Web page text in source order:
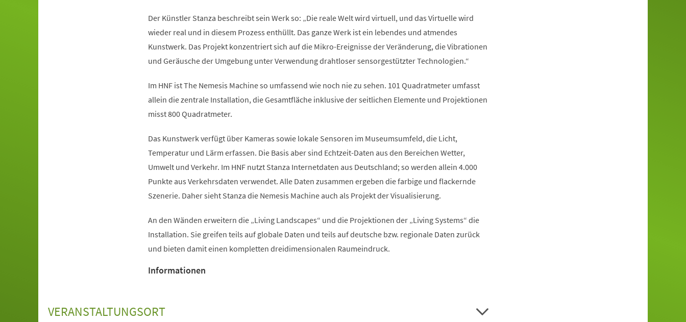
Der Künstler Stanza beschreibt sein Werk so: „Die reale Welt wird virtuell, und das Virtuelle wird
wieder real und in diesem Prozess enthüllt. Das ganze Werk ist ein lebendes und atmendes
Kunstwerk. Das Projekt konzentriert sich auf die Mikro-Ereignisse der Veränderung, die Vibrationen
und Geräusche der Umgebung unter Verwendung drahtloser sensorgestützter Technologien.“
Im HNF ist The Nemesis Machine so umfassend wie noch nie zu sehen. 101 Quadratmeter umfasst
allein die zentrale Installation, die Gesamtfläche inklusive der seitlichen Elemente und Projektionen
misst 800 Quadratmeter.
Das Kunstwerk verfügt über Kameras sowie lokale Sensoren im Museumsumfeld, die Licht,
Temperatur und Lärm erfassen. Die Basis aber sind Echtzeit-Daten aus den Bereichen Wetter,
Umwelt und Verkehr. Im HNF nutzt Stanza Internetdaten aus Deutschland; so werden allein 4.000
Punkte aus Verkehrsdaten verwendet. Alle Daten zusammen ergeben die farbige und flackernde
Szenerie. Daher sieht Stanza die Nemesis Machine auch als Projekt der Visualisierung.
An den Wänden erweitern die „Living Landscapes“ und die Projektionen der „Living Systems“ die
Installation. Sie greifen teils auf globale Daten und teils auf deutsche bzw. regionale Daten zurück
und bieten damit einen kompletten dreidimensionalen Raumeindruck.
Informationen
VERANSTALTUNGSORT